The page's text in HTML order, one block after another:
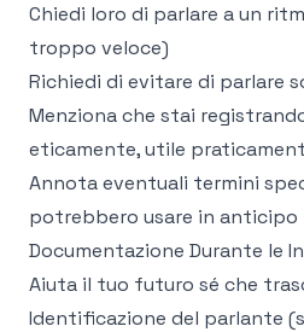
Chiedi loro di parlare a un
troppo veloce)
Richiedi di evitare di parlare
Menziona che stai
eticamente, utile
Annota eventuali termini
potrebbero usare in anticipo
Documentazione Durante le
Aiuta il tuo futuro sé che
Identificazione del parlante